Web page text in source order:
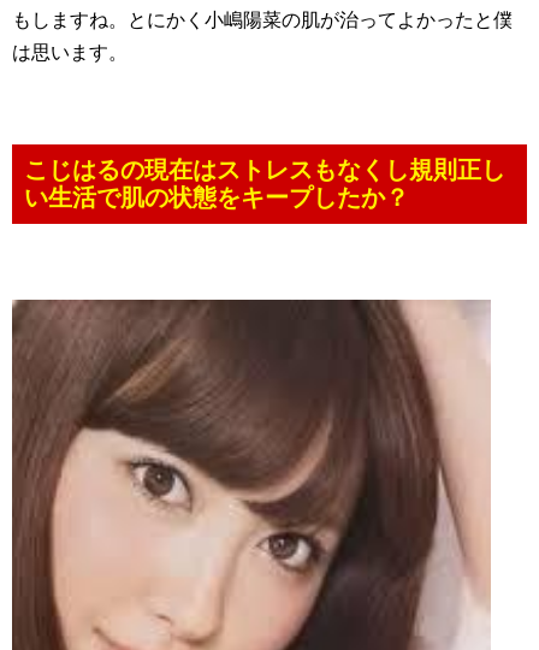
もしますね。とにかく小嶋陽菜の肌が治ってよかったと僕
は思います。
こじはるの現在はストレスもなくし規則正し
い生活で肌の状態をキープしたか？